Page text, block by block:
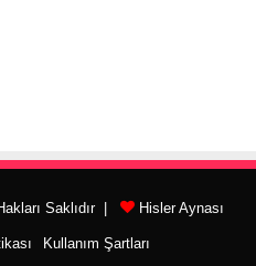
Saklıdır | Hisler Aynası
Kullanım Şartları